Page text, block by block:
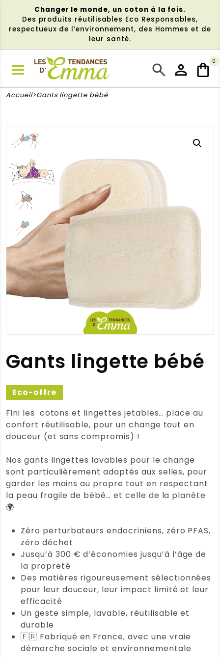
contenu
Changer le monde, un coton à la fois.
Des produits réutilisables Eco Responsables,
respectueux de l’environnement, des Hommes et de
leur santé.
0
Accueil Gants lingette bébé
Gants lingette bébé
Eco-offre
Fini les cotons et lingettes jetables… place au
confort réutilisable, pour un change tout en
douceur (et sans compromis) !
Nos gants lingettes lavables pour le change
sont particulièrement adaptés aux selles, pour
garder les mains au propre tout en respectant
la peau fragile de bébé… et celle de la planète
🌍
Zéro perturbateurs endocriniens, zéro PFAS,
zéro déchet
Jusqu’à 300 € d’économies jusqu’à l’âge de
la propreté
Des matières rigoureusement sélectionnées
pour leur douceur, leur impact limité et leur
efficacité
Un geste simple, lavable, réutilisable et
durable
🇫🇷 Fabriqué en France, avec une vraie
démarche sociale et environnementale